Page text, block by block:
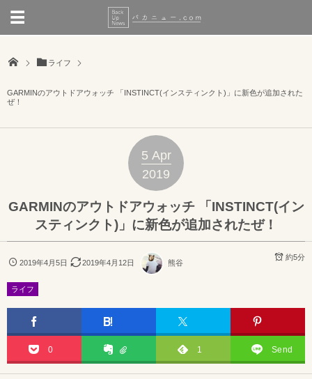
ライフ
GARMINのアウトドアウォッチ 「INSTINCT(インスティンクト)」に新色が追加された
ぜ！
5 Apr
2019
GARMINのアウトドアウォッチ 「INSTINCT(イン
スティンクト)」に新色が追加されたぜ！
2019年4月5日 2019年4月12日 熊谷
約5分
ライフ
0 1 Send